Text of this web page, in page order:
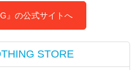
』の公式サイトへ
STORE